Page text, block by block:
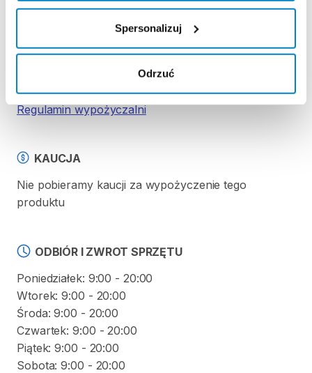
Spersonalizuj
Odrzuć
Zasady wypożyczenia
Regulamin wypożyczalni
KAUCJA
Nie pobieramy kaucji za wypożyczenie tego
produktu
ODBIÓR I ZWROT SPRZĘTU
Poniedziałek: 9:00 - 20:00
Wtorek: 9:00 - 20:00
Środa: 9:00 - 20:00
Czwartek: 9:00 - 20:00
Piątek: 9:00 - 20:00
Sobota: 9:00 - 20:00